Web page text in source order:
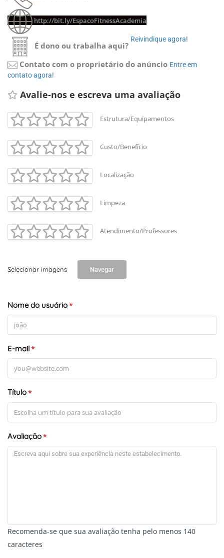
http://bit.ly/EspacoFitnessAcademia
É dono ou trabalha aqui?
Reivindique agora!
Contato com o proprietário do anúncio Entre em
contato agora!
Avalie-nos e escreva uma avaliação
Estrutura/Equipamentos
Custo/Benefício
Localização
Limpeza
Atendimento/Professores
Selecionar imagens Navegar
Nome do usuário*
E-mail*
Título*
Avaliação*
Recomenda-se que sua avaliação tenha pelo menos 140
caracteres